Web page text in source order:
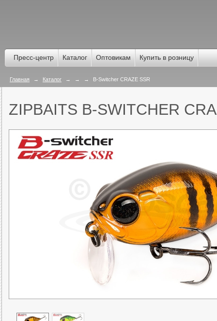
Пресс-центр Каталог Оптовикам Купить в розницу
Главная → Каталог → → → B-Switcher CRAZE SSR
ZIPBAITS B-SWITCHER